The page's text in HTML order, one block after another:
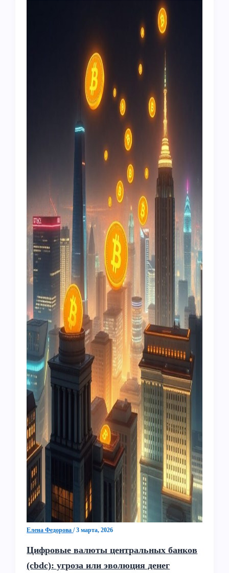
Елена Федорова/3 марта, 2026
Цифровые валюты центральных банков
(cbdc): угроза или эволюция денег